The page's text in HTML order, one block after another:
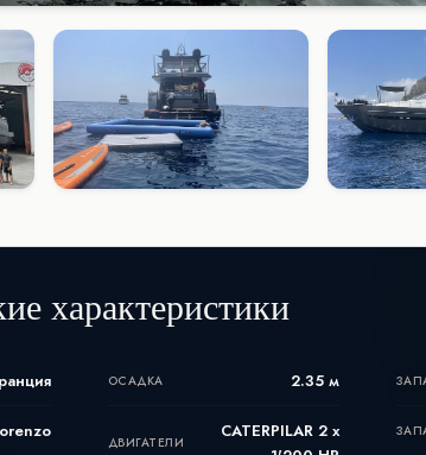
характеристики
ОСАДКА 2.35 м
ДВИГАТЕЛИ
CATERPILAR 2 x